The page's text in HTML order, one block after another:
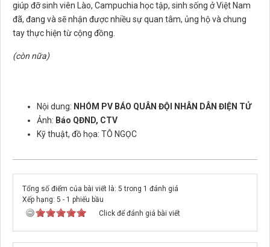
giúp đỡ sinh viên Lào, Campuchia học tập, sinh sống ở Việt Nam
đã, đang và sẽ nhận được nhiều sự quan tâm, ủng hộ và chung
tay thực hiện từ cộng đồng.
(còn nữa)
Nội dung: NHÓM PV BÁO QUÂN ĐỘI NHÂN DÂN ĐIỆN TỬ
Ảnh: Báo QĐND, CTV
Kỹ thuật, đồ họa: TÔ NGỌC
Tổng số điểm của bài viết là: 5 trong 1 đánh giá
Xếp hạng: 5 - 1 phiếu bầu
Click để đánh giá bài viết